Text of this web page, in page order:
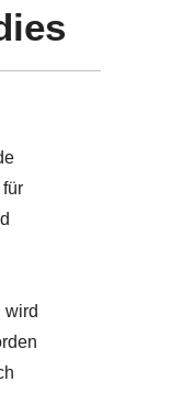
wird